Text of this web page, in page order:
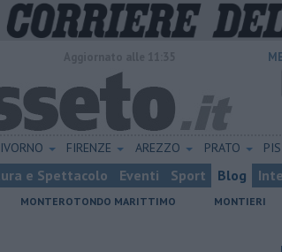
FIRENZE AREZZO PRATO
e Spettacolo Eventi Sport Blog
MONTEROTONDO MARITTIMO MONTIERI